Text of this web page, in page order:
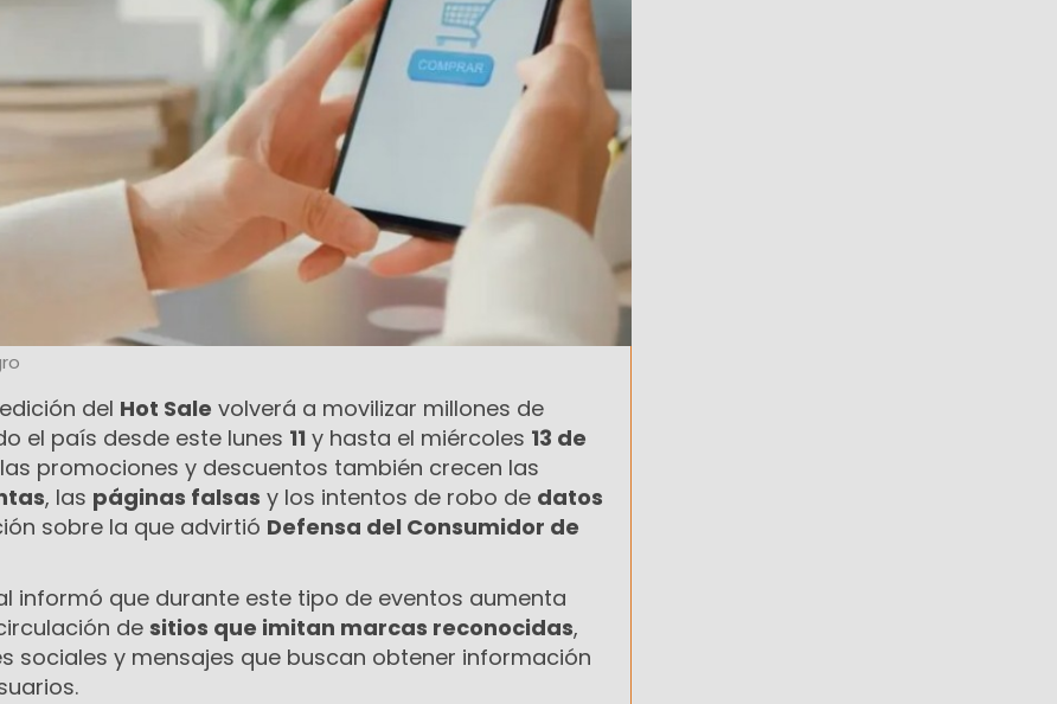
del Hot Sale volverá a movilizar millones de
el país desde este lunes 11 y hasta el miércoles 13 de
promociones y descuentos también crecen las
, las páginas falsas y los intentos de robo de datos
sobre la que advirtió Defensa del Consumidor de
informó que durante este tipo de eventos aumenta
de sitios que imitan marcas reconocidas,
sociales y mensajes que buscan obtener información